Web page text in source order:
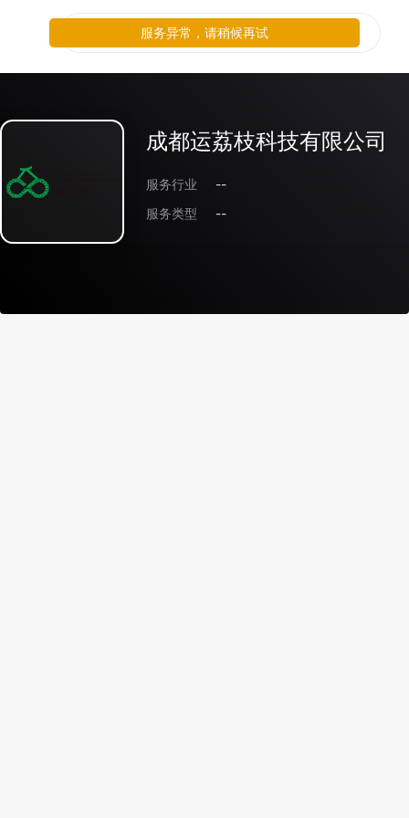
成都运荔枝科技有限公司
服务行业
--
服务类型
--
服务异常，请稍候再试